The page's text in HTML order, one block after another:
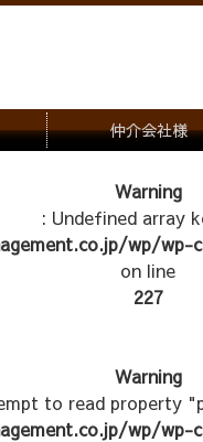
仲介会社様
物件写真
管理物件紹介
Warning
: Undefined array
wp/
on line
227
Warning
to read property
wp/